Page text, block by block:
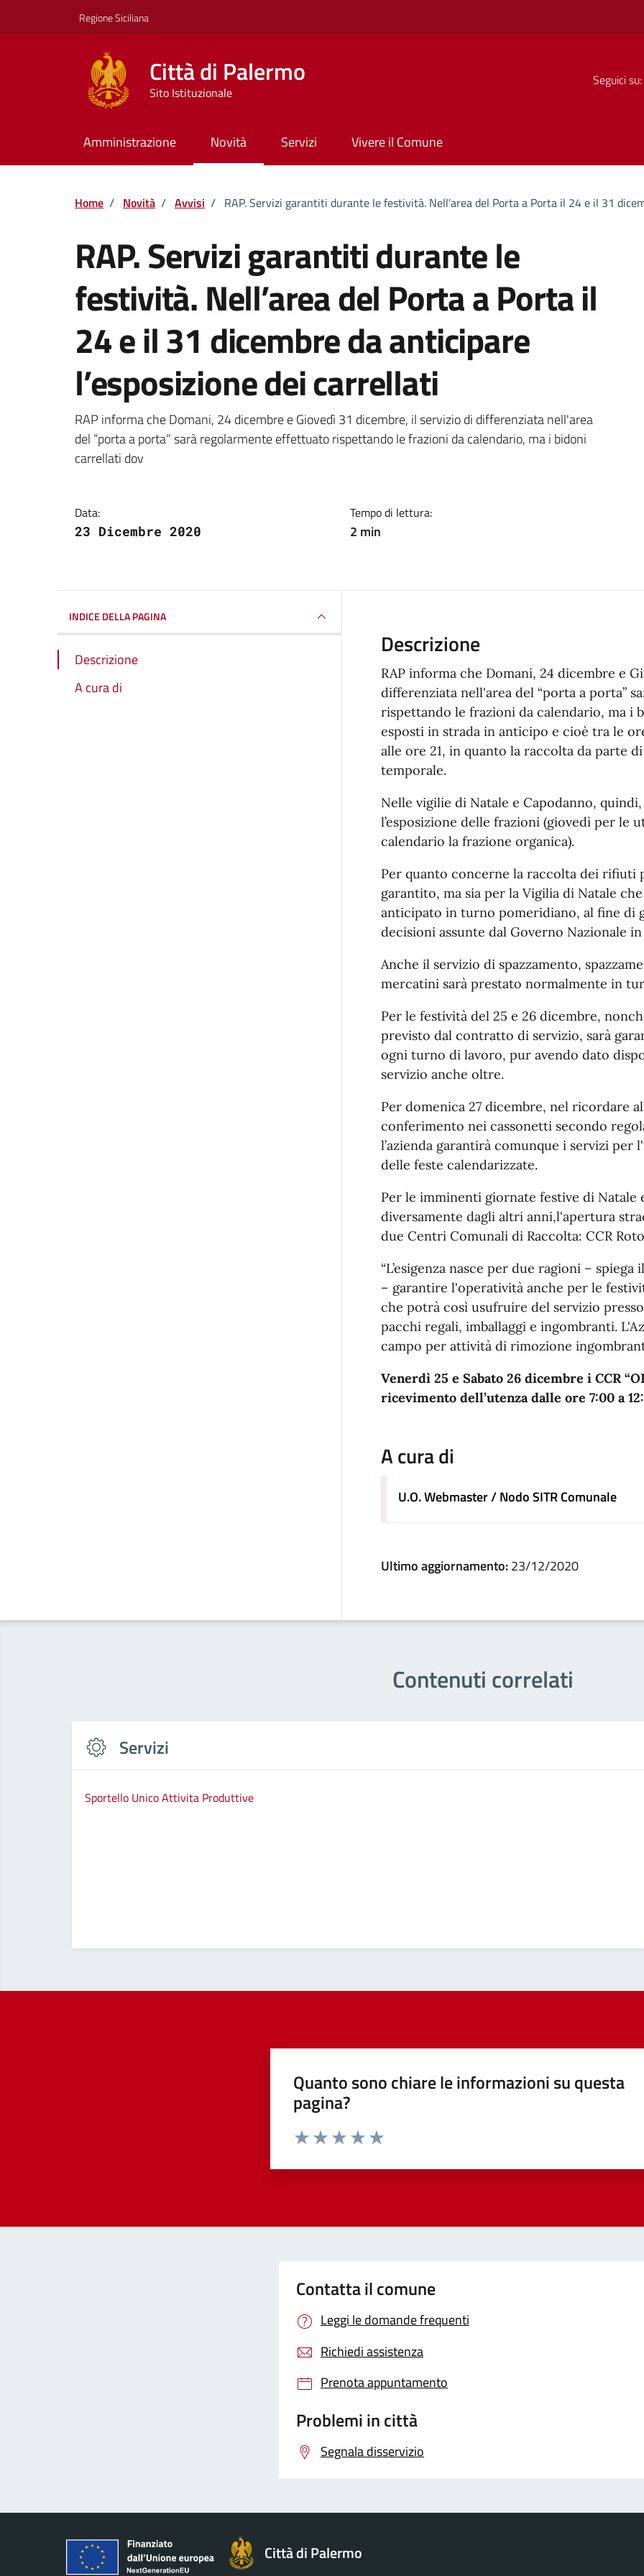
Regione Siciliana
Città di Palermo
Sito Istituzionale
Seguici su:
Amministrazione Novità Servizi Vivere il Comune
Home / Novità / Avvisi / RAP. Servizi garantiti durante le festività. Nell’area del Porta a Porta il 24 e il 31
RAP. Servizi garantiti durante le
festività. Nell’area del Porta a Porta il
24 e il 31 dicembre da anticipare
l’esposizione dei carrellati
Dettagli della notizia
RAP informa che Domani, 24 dicembre e Giovedì 31 dicembre, il servizio di differenziata nell'area
del “porta a porta” sarà regolarmente effettuato rispettando le frazioni da calendario, ma i bidoni
carrellati dov
Data:
23 Dicembre 2020
Tempo di lettura:
2 min
INDICE DELLA PAGINA
Descrizione
A cura di
Descrizione
RAP informa che Domani, 24 dicembre e
differenziata nell'area del “porta a porta”
rispettando le frazioni da calendario, ma i
esposti in strada in anticipo e cioè tra le
alle ore 21, in quanto la raccolta da parte
temporale.
Nelle vigilie di Natale e Capodanno,
l’esposizione delle frazioni (giovedì per le
calendario la frazione organica).
Per quanto concerne la raccolta dei rifiuti
garantito, ma sia per la Vigilia di Natale
anticipato in turno pomeridiano, al fine di
decisioni assunte dal Governo Nazionale
Anche il servizio di spazzamento,
mercatini sarà prestato normalmente in
Per le festività del 25 e 26 dicembre,
previsto dal contratto di servizio, sarà
ogni turno di lavoro, pur avendo dato
servizio anche oltre.
Per domenica 27 dicembre, nel ricordare
conferimento nei cassonetti secondo
l’azienda garantirà comunque i servizi
delle feste calendarizzate.
Per le imminenti giornate festive di Natale
diversamente dagli altri anni,l'apertura
due Centri Comunali di Raccolta: CCR
“L’esigenza nasce per due ragioni –
– garantire l'operatività anche per le
che potrà così usufruire del servizio
pacchi regali, imballaggi e ingombranti.
campo per attività di rimozione
Venerdì 25 e Sabato 26 dicembre i CCR
ricevimento dell’utenza dalle ore 7:00 a
A cura di
U.O. Webmaster / Nodo SITR Comunale
Ultimo aggiornamento:23/12/2020
Contenuti correlati
Servizi
Sportello Unico Attivita Produttive
Quanto sono chiare le informazioni su questa
pagina?
Contatta il comune
Leggi le domande frequenti
Richiedi assistenza
Prenota appuntamento
Problemi in città
Segnala disservizio
Città di Palermo